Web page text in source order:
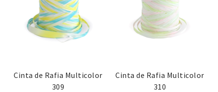
Cinta de Rafia Multicolor
309
Cinta de Rafia Multicolor
310